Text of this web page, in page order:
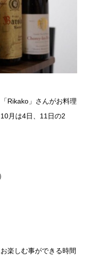
Rikako」さんがお料理
月は4日、11日の2
楽しむ事ができる時間